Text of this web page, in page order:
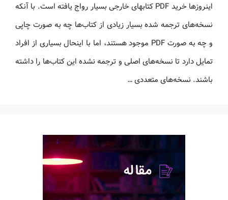
اینروزها خرید PDF کتاب‎های خارجی بسیار رواج یافته است. با آنکه
نسخه‌های ترجمه شده بسیار زیادی از کتاب‌ها چه به صورت چاپی
و چه به صورت PDF موجود هستند، اما با اینحال بسیاری از افراد
تمایل دارد تا نسخه‌های اصلی و ترجمه نشده این کتاب‌ها را داشته
باشند. نسخه‌های متعددی …